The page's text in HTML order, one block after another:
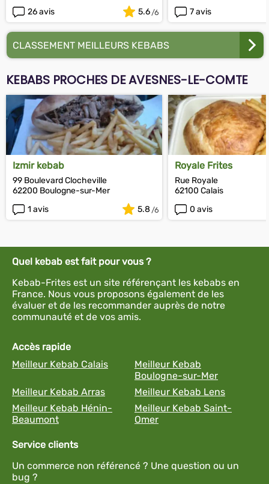
26 avis
5.6
7 avis
CLASSEMENT MEILLEURS KEBABS
KEBABS PROCHES DE AVESNES-LE-COMTE
Izmir kebab
99 Boulevard Clocheville
62200 Boulogne-sur-Mer
1 avis
5.8
Royale Frites
Rue Royale
62100 Calais
0 avis
Quel kebab est fait pour vous ?
Kebab-Frites est un site référençant les kebabs en
France. Nous vous proposons également de les
évaluer et de les recommander auprès de notre
communauté et de vos amis.
Accès rapide
Meilleur Kebab Calais
Meilleur Kebab
Boulogne-sur-Mer
Meilleur Kebab Arras
Meilleur Kebab Lens
Meilleur Kebab Hénin-
Beaumont
Meilleur Kebab Saint-
Omer
Service clients
Un commerce non référencé ? Une question ou un
bug ?